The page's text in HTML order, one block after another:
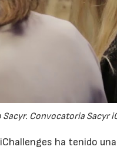
Sacyr. Convocatoria Sacyr
ha tenido